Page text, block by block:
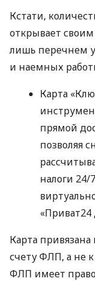
Кстати,
открывает
лишь перечнем
и наемных
Карта
прямой
позволяя
налоги
«Приват24
Карта
счету ФЛП, а не
ФЛП имеет право